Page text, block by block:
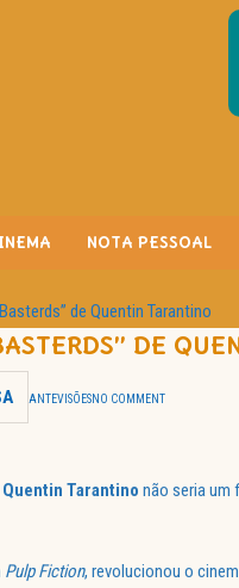
NOTA PESSOAL
de Quentin Tarantino
DE
ANTEVISÕESNO COMMENT
Quentin Tarantino não seria um
Pulp Fiction, revolucionou o